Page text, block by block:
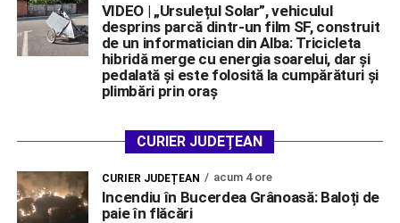
VIDEO | „Ursulețul Solar”, vehiculul
desprins parcă dintr-un film SF, construit
de un informatician din Alba: Tricicleta
hibridă merge cu energia soarelui, dar și
pedalată și este folosită la cumpărături și
plimbări prin oraș
CURIER JUDEȚEAN
CURIER JUDEȚEAN acum 4 ore
Incendiu în Bucerdea Grânoasă: Baloți de
paie în flăcări